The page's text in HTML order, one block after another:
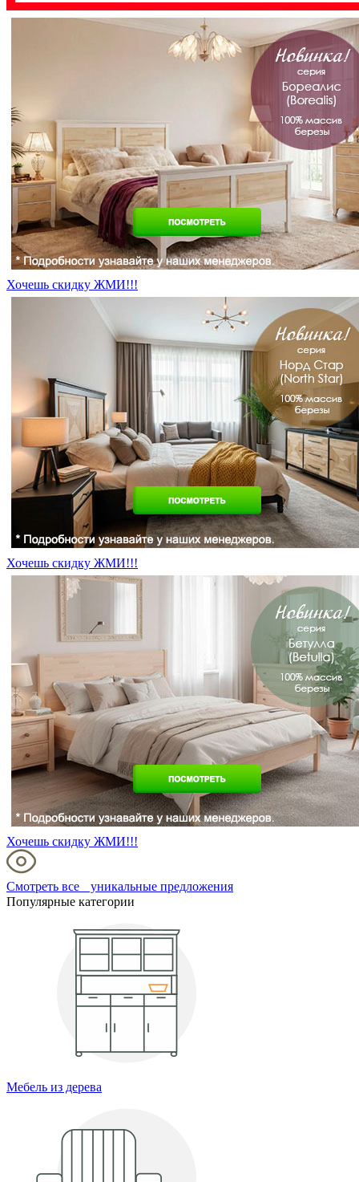
Хочешь скидку ЖМИ!!!
Хочешь скидку ЖМИ!!!
Хочешь скидку ЖМИ!!!
Смотреть все уникальные предложения
Популярные категории
Мебель из дерева